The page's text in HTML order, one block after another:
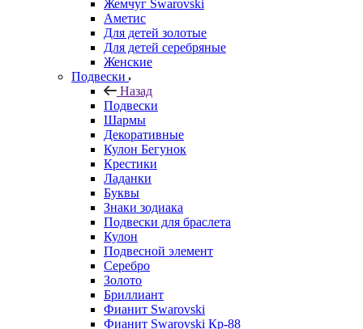
Жемчуг Swarovski
Аметис
Для детей золотые
Для детей серебряные
Женские
Подвески
Назад
Подвески
Шармы
Декоративные
Кулон Бегунок
Крестики
Ладанки
Буквы
Знаки зодиака
Подвески для браслета
Кулон
Подвесной элемент
Серебро
Золото
Бриллиант
Фианит Swarovski
Фианит Swarovski Кр-88